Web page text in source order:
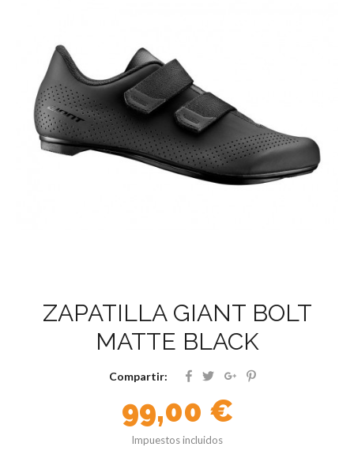
ZAPATILLA GIANT BOLT
MATTE BLACK
Compartir:
99,00 €
Impuestos incluidos